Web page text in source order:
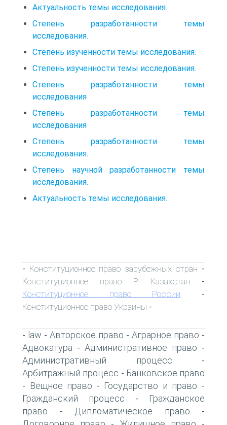
Актуальность темы исследования.
Степень разработанности темы
исследования.
Степень изученности темы исследования.
Степень изученности темы исследования.
Степень разработанности темы
исследования
Степень разработанности темы
исследования
Степень разработанности темы
исследования.
Степень научной разработанности темы
исследования.
Актуальность темы исследования.
- Конституционное право зарубежных стран -
Конституционное право Р. Казахстан -
Конституционное право России -
Конституционное право Украины -
- law - Авторское право - Аграрное право -
Адвокатура - Административное право -
Административный процесс -
Арбитражный процесс - Банковское право
- Вещное право - Государство и право -
Гражданский процесс -
Гражданское
право - Дипломатическое право -